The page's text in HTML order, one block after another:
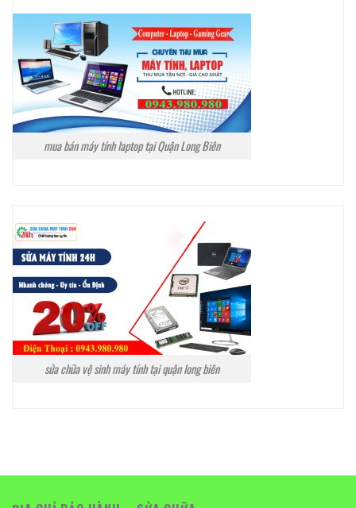
mua bán máy tính laptop tại Quận Long Biên
sửa chữa vệ sinh máy tính tại quận long biên